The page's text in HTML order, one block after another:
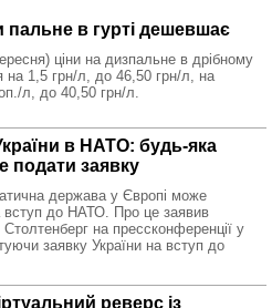
пальне в гурті дешевшає
ціни на дизпальне в дрібному
на 1,5 грн/л, до 46,50 грн/л, на
л, до 40,50 грн/л.
в НАТО: будь-яка
подати заявку
держава у Європі може
вступ до НАТО. Про це заявив
на прессконференції у
заявку України на вступ до
реверс із